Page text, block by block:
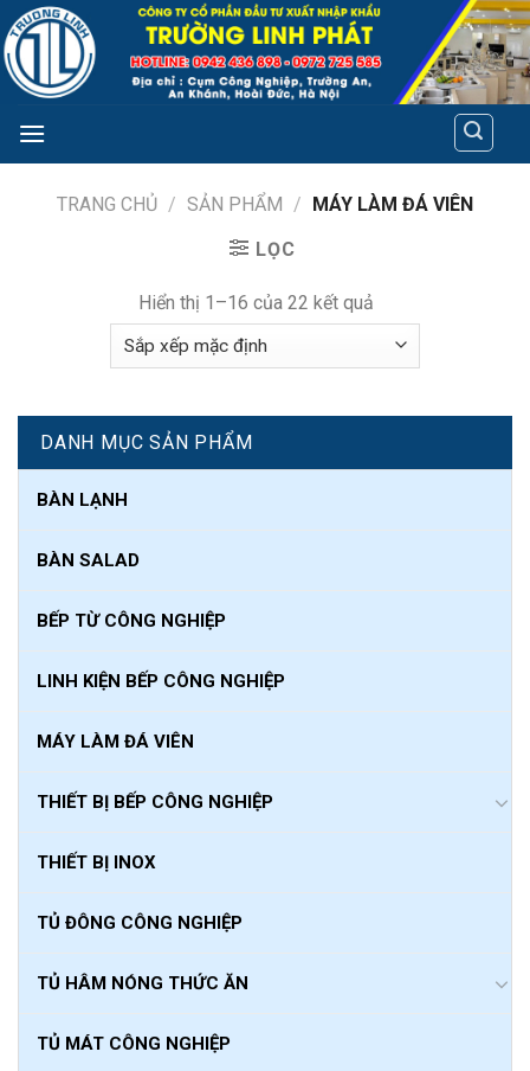
Skip
to
content
TRANG CHỦ / SẢN PHẨM / MÁY LÀM ĐÁ VIÊN
LỌC
Hiển thị 1–16 của 22 kết quả
DANH MỤC SẢN PHẨM
BÀN LẠNH
BÀN SALAD
BẾP TỪ CÔNG NGHIỆP
LINH KIỆN BẾP CÔNG NGHIỆP
MÁY LÀM ĐÁ VIÊN
THIẾT BỊ BẾP CÔNG NGHIỆP
THIẾT BỊ INOX
TỦ ĐÔNG CÔNG NGHIỆP
TỦ HÂM NÓNG THỨC ĂN
TỦ MÁT CÔNG NGHIỆP